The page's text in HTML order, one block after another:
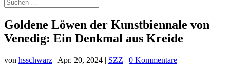
Goldene Löwen der Kunstbiennale von
Venedig: Ein Denkmal aus Kreide
von hsschwarz | Apr. 20, 2024 | SZZ | 0 Kommentare